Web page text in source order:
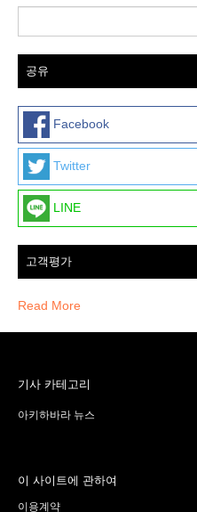
공유
Facebook
Twitter
LINE
고객평가
Read More
기사 카테고리
아키하바라 뉴스
이 사이트에 관하여
이용계약